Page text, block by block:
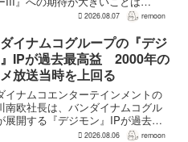
承知」していると語った。しか
いう。電撃オンラインのシリーズ8
ンタビューで明らか...
2026.08.07 remoon
イナムコグループの『デジ
IPが過去最高益 2000年の
放送当時を上回る
イナムコエンターテインメントの
南欧社長は、バンダイナムコグル
展開する『デジモン』IPが過去最
記録し、2000年のアニメ放送当時
2026.08.06 remoon